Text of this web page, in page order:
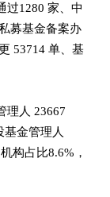
过1280 家、中
募基金备案办
53714 单、基
理人 23667
金管理人
构占比8.6%，